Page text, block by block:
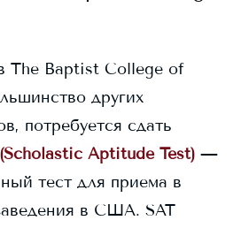
The Baptist College of
других
потребуется сдать
Aptitude Test) —
тест для приема в
в США. SAT